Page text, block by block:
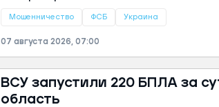
деньги, обманом отобранные у
Мошенничество ФСБ Украина
07 августа 2026, 07:00
ВСУ запустили 220 БПЛА за
область